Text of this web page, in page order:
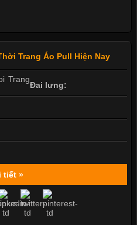
Trang Áo Pull Hiện Nay
Đai lưng:
tiết »